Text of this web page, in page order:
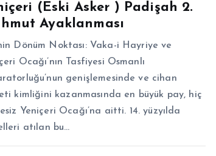
(Eski Asker ) Padişah 2.
Ayaklanması
Dönüm Noktası: Vaka-i Hayriye ve
Ocağı’nın Tasfiyesi Osmanlı
genişlemesinde ve cihan
kimliğini kazanmasında en büyük pay, hiç
Yeniçeri Ocağı’na aitti. 14. yüzyılda
atılan bu…